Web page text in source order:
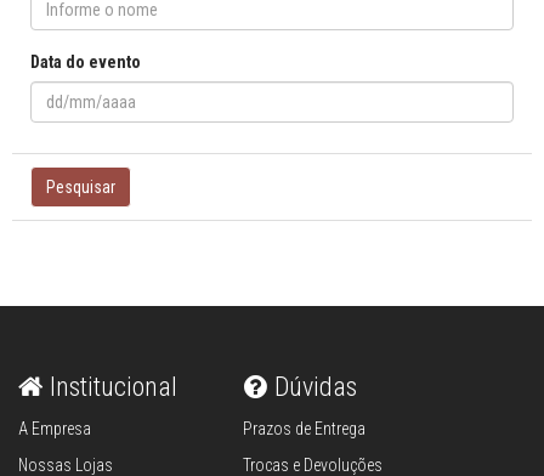
Data do evento
Pesquisar
Institucional
A Empresa
Nossas Lojas
Dúvidas
Prazos de Entrega
Trocas e Devoluções